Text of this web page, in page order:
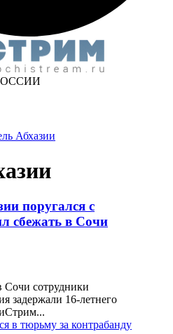
Абхазии
поругался с
сбежать в Сочи
Сочи сотрудники
задержали 16-летнего